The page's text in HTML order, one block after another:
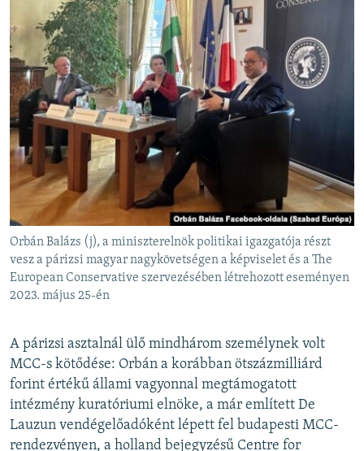
Orbán Balázs (j), a miniszterelnök politikai igazgatója részt
vesz a párizsi magyar nagykövetségen a képviselet és a The
European Conservative szervezésében létrehozott eseményen
2023. május 25-én
A párizsi asztalnál ülő mindhárom személynek volt
MCC-s kötődése: Orbán a korábban ötszázmilliárd
forint értékű állami vagyonnal megtámogatott
intézmény kuratóriumi elnöke, a már említett De
Lauzun vendégelőadóként lépett fel budapesti MCC-
rendezvényen, a holland bejegyzésű Centre for